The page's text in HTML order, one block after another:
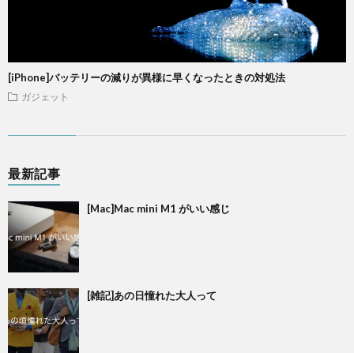
[iPhone]バッテリーの減りが異様に早くなったときの対処法
ガジェット
最新記事
[Mac]Mac mini M1 がいい感じ
[雑記]あの日憧れた大人って